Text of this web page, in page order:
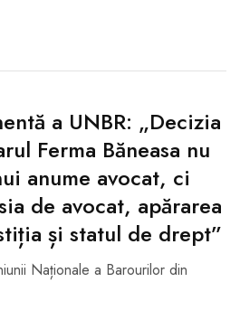
a UNBR: „Decizia
Ferma Băneasa nu
anume avocat, ci
de avocat, apărarea
și statul de drept”
Naționale a Barourilor din